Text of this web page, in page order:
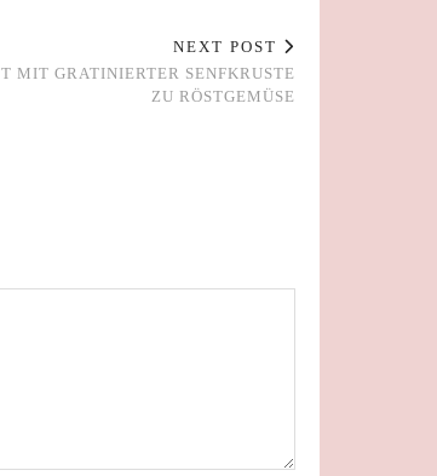
NEXT POST
MIT GRATINIERTER SENFKRUSTE
ZU RÖSTGEMÜSE